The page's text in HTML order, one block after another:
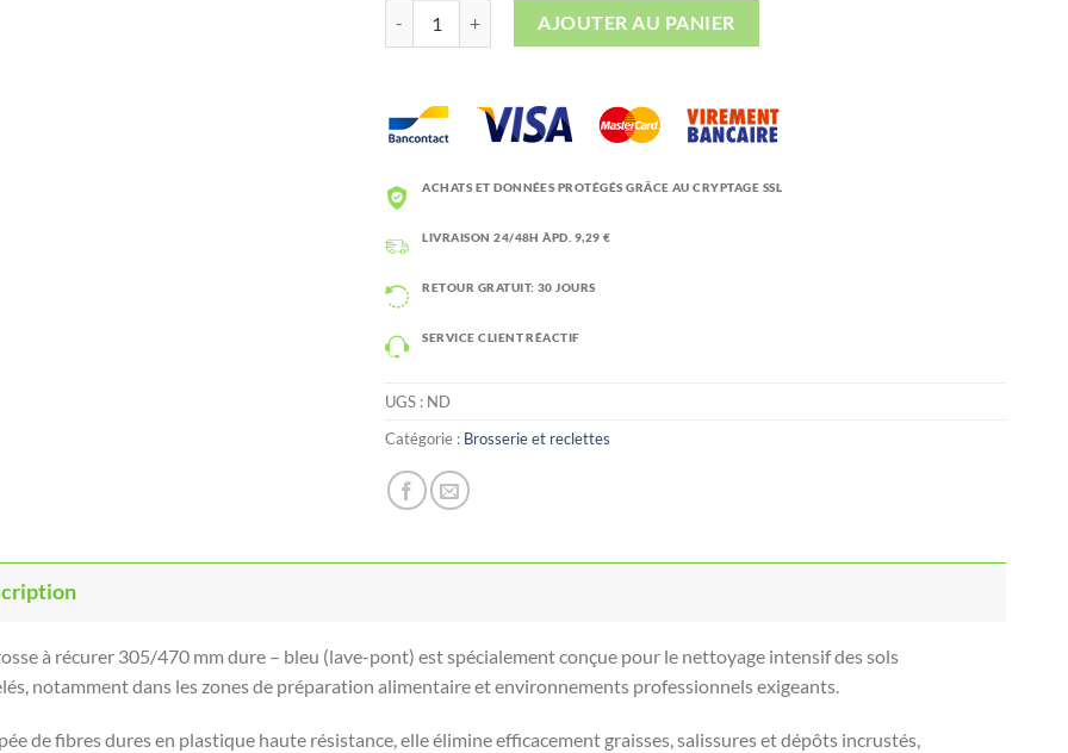
AJOUTER AU PANIER
ACHATS ET DONNÉES PROTÉGÉS GRÂCE AU CRYPTAGE SSL
LIVRAISON 24/48H ÀPD. 9,29 €
RETOUR GRATUIT: 30 JOURS
SERVICE CLIENT RÉACTIF
UGS : ND
Catégorie : Brosserie et reclettes
à récurer 305/470 mm dure – bleu (lave-pont) est spécialement conçue pour le nettoyage intensif des sols
notamment dans les zones de préparation alimentaire et environnements professionnels exigeants.
de fibres dures en plastique haute résistance, elle élimine efficacement graisses, salissures et dépôts incrustés,